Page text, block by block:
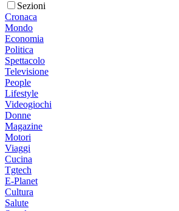
Sezioni
Cronaca
Mondo
Economia
Politica
Spettacolo
Televisione
People
Lifestyle
Videogiochi
Donne
Magazine
Motori
Viaggi
Cucina
Tgtech
E-Planet
Cultura
Salute